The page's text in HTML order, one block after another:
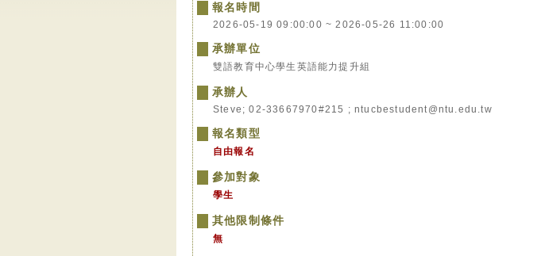
報名時間
2026-05-19 09:00:00 ~ 2026-05-26 11:00:00
承辦單位
雙語教育中心學生英語能力提升組
承辦人
Steve; 02-33667970#215 ; ntucbestudent@ntu.edu.tw
報名類型
自由報名
參加對象
學生
其他限制條件
無